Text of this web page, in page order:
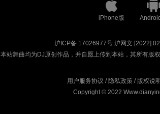
iPhone版
沪ICP备 17026977号 沪网文 [2022]
本站舞曲均为DJ原创作品，并自愿上传到本站，其所有版
用户服务协议 / 隐私政策/ 版权说明
Copyright © 2022